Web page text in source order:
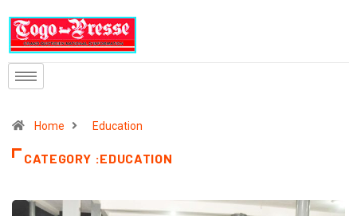
Home Education
CATEGORY :EDUCATION